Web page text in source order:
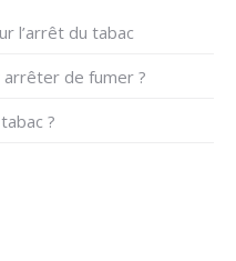
l’arrêt du tabac
arrêter de fumer ?
?